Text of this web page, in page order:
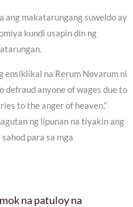
ang makatarungang suweldo ay
kundi usapin din ng
ensiklikal na Rerum Novarum ni
defraud anyone of wages due to
to the anger of heaven,”
ng lipunan na tiyakin ang
para sa mga
na patuloy na